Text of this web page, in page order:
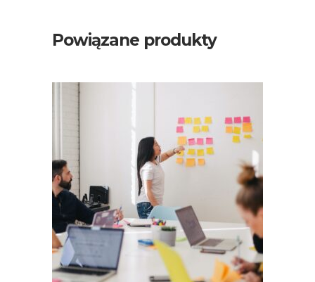
Powiązane produkty